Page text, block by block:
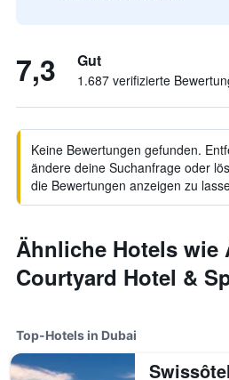
7,3 Gut
1.687 verifizierte
Keine Bewertungen gefunden.
ändere deine Suchanfrage oder
die Bewertungen anzeigen zu
Ähnliche Hotels wie
Courtyard Hotel &
Top-Hotels in Dubai